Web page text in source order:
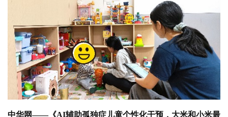
中华网——《AI辅助孤独症儿童个性化干预，大米和小米最